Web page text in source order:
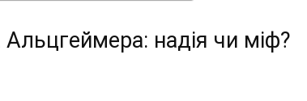
надія чи міф?